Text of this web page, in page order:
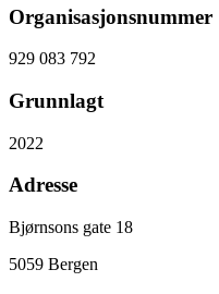
Organisasjonsnummer
929 083 792
Grunnlagt
2022
Adresse
Bjørnsons gate 18
5059 Bergen